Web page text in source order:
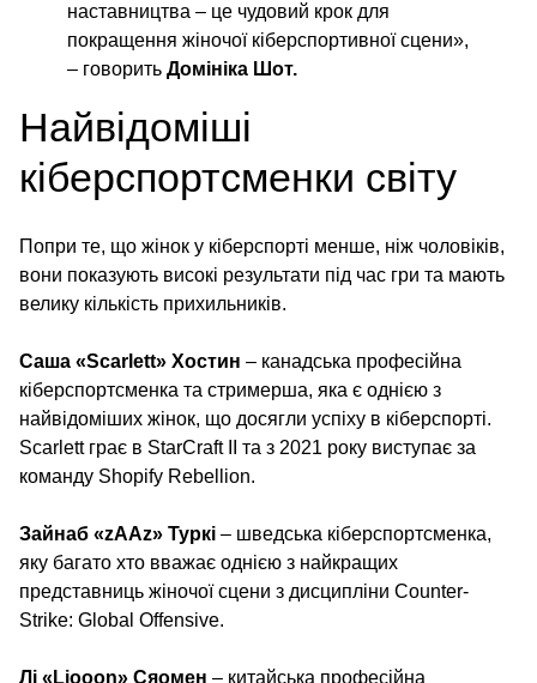
наставництва – це чудовий крок для
покращення жіночої кіберспортивної сцени»,
– говорить Домініка Шот.
Найвідоміші
кіберспортсменки світу
Попри те, що жінок у кіберспорті менше, ніж чоловіків,
вони показують високі результати під час гри та мають
велику кількість прихильників.
Саша «Scarlett» Хостин – канадська професійна
кіберспортсменка та стримерша, яка є однією з
найвідоміших жінок, що досягли успіху в кіберспорті.
Scarlett грає в StarCraft II та з 2021 року виступає за
команду Shopify Rebellion.
Зайнаб «zAAz» Туркі – шведська кіберспортсменка,
яку багато хто вважає однією з найкращих
представниць жіночої сцени з дисципліни Counter-
Strike: Global Offensive.
Лі «Liooon» Сяомен – китайська професійна